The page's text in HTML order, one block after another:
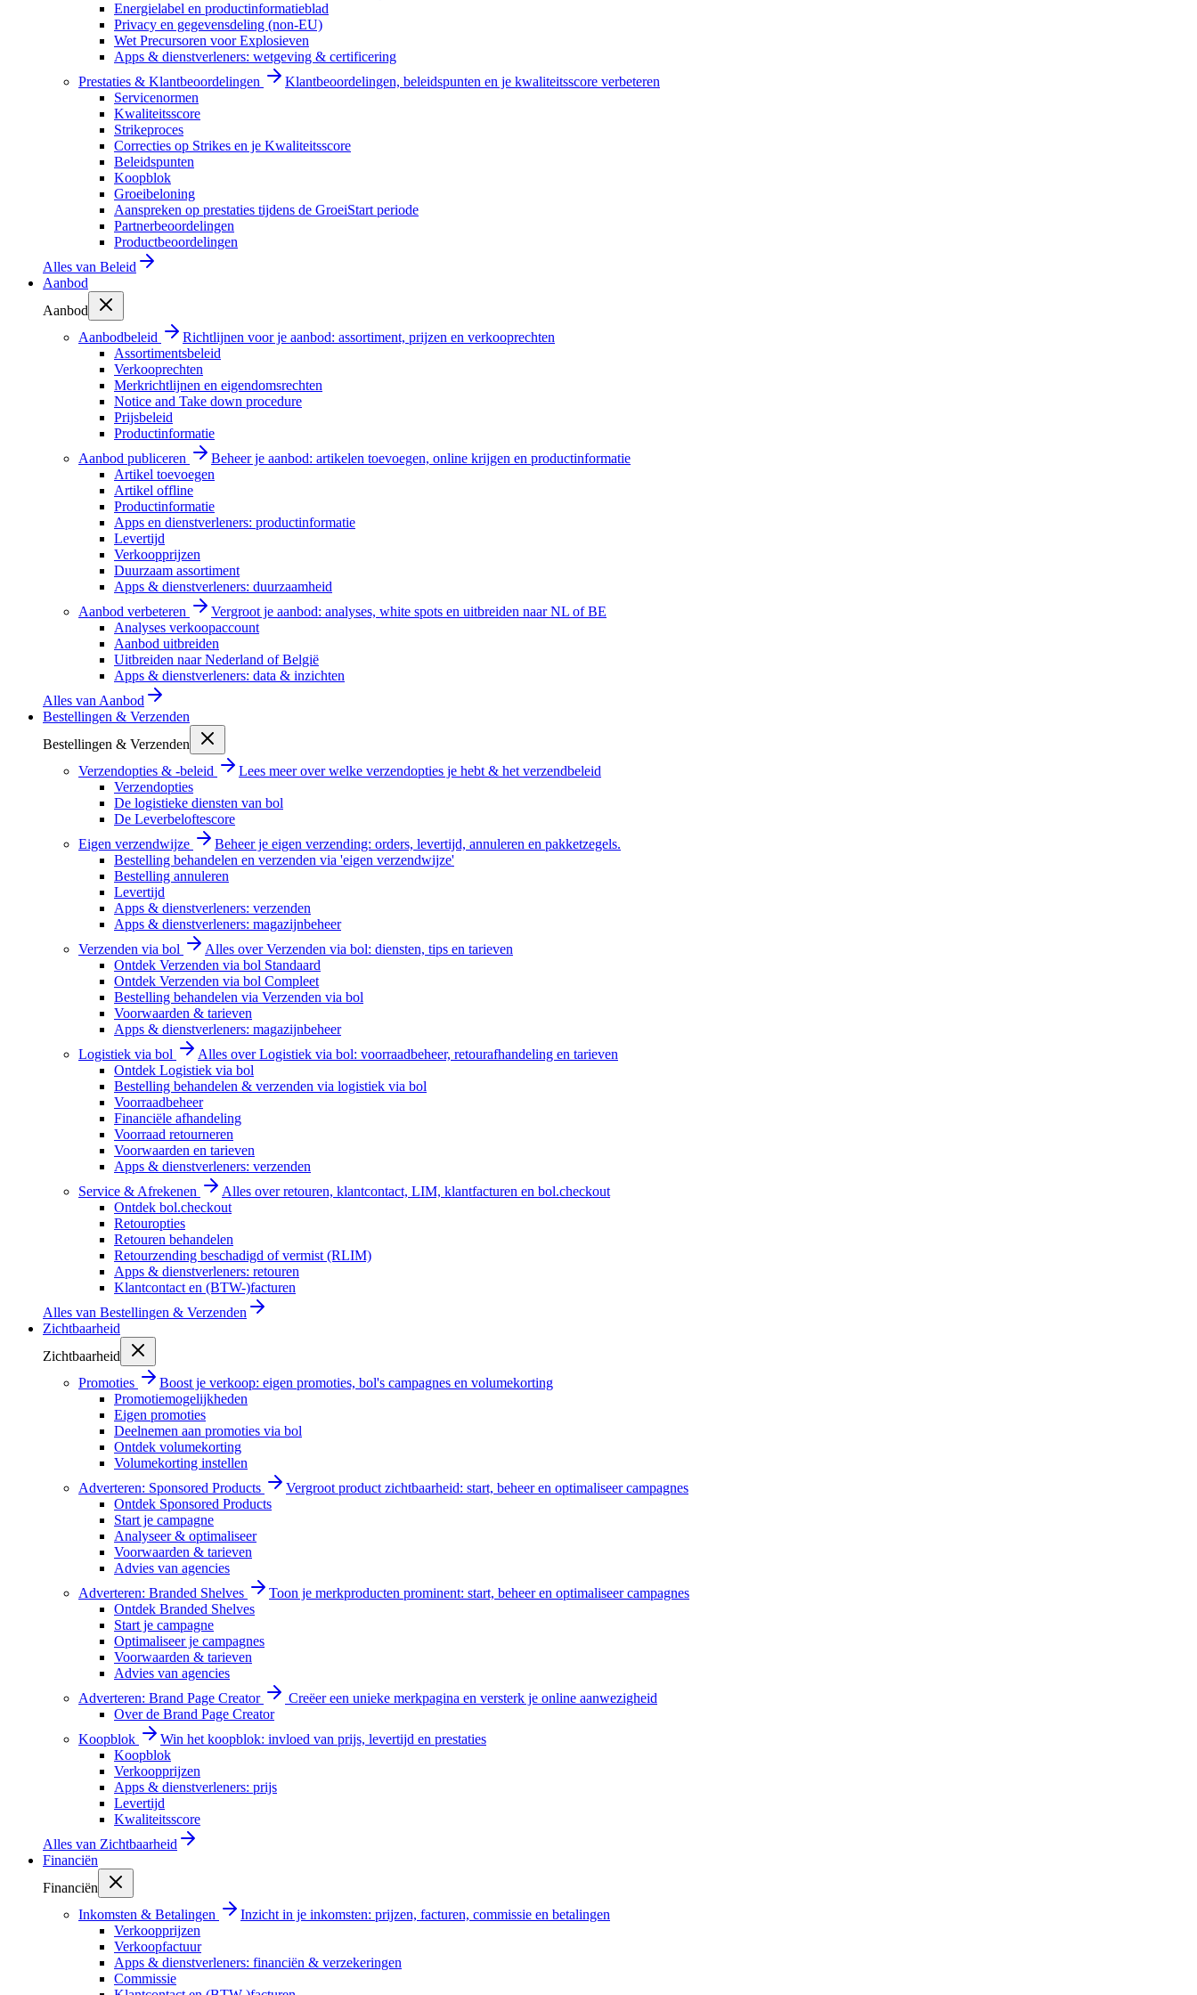
Energielabel en productinformatieblad
Privacy en gegevensdeling (non-EU)
Wet Precursoren voor Explosieven
Apps & dienstverleners: wetgeving & certificering
Prestaties & Klantbeoordelingen
Klantbeoordelingen, beleidspunten en je kwaliteitsscore verbeteren
Servicenormen
Kwaliteitsscore
Strikeproces
Correcties op Strikes en je Kwaliteitsscore
Beleidspunten
Koopblok
Groeibeloning
Aanspreken op prestaties tijdens de GroeiStart periode
Partnerbeoordelingen
Productbeoordelingen
Alles van Beleid
Aanbod
Aanbod
Aanbodbeleid
Richtlijnen voor je aanbod: assortiment, prijzen en verkooprechten
Assortimentsbeleid
Verkooprechten
Merkrichtlijnen en eigendomsrechten
Notice and Take down procedure
Prijsbeleid
Productinformatie
Aanbod publiceren
Beheer je aanbod: artikelen toevoegen, online krijgen en productinformatie
Artikel toevoegen
Artikel offline
Productinformatie
Apps en dienstverleners: productinformatie
Levertijd
Verkoopprijzen
Duurzaam assortiment
Apps & dienstverleners: duurzaamheid
Aanbod verbeteren
Vergroot je aanbod: analyses, white spots en uitbreiden naar NL of BE
Analyses verkoopaccount
Aanbod uitbreiden
Uitbreiden naar Nederland of België
Apps & dienstverleners: data & inzichten
Alles van Aanbod
Bestellingen & Verzenden
Bestellingen & Verzenden
Verzendopties & -beleid
Lees meer over welke verzendopties je hebt & het verzendbeleid
Verzendopties
De logistieke diensten van bol
De Leverbeloftescore
Eigen verzendwijze
Beheer je eigen verzending: orders, levertijd, annuleren en pakketzegels.
Bestelling behandelen en verzenden via 'eigen verzendwijze'
Bestelling annuleren
Levertijd
Apps & dienstverleners: verzenden
Apps & dienstverleners: magazijnbeheer
Verzenden via bol
Alles over Verzenden via bol: diensten, tips en tarieven
Ontdek Verzenden via bol Standaard
Ontdek Verzenden via bol Compleet
Bestelling behandelen via Verzenden via bol
Voorwaarden & tarieven
Apps & dienstverleners: magazijnbeheer
Logistiek via bol
Alles over Logistiek via bol: voorraadbeheer, retourafhandeling en tarieven
Ontdek Logistiek via bol
Bestelling behandelen & verzenden via logistiek via bol
Voorraadbeheer
Financiële afhandeling
Voorraad retourneren
Voorwaarden en tarieven
Apps & dienstverleners: verzenden
Service & Afrekenen
Alles over retouren, klantcontact, LIM, klantfacturen en bol.checkout
Ontdek bol.checkout
Retouropties
Retouren behandelen
Retourzending beschadigd of vermist (RLIM)
Apps & dienstverleners: retouren
Klantcontact en (BTW-)facturen
Alles van Bestellingen & Verzenden
Zichtbaarheid
Zichtbaarheid
Promoties
Boost je verkoop: eigen promoties, bol's campagnes en volumekorting
Promotiemogelijkheden
Eigen promoties
Deelnemen aan promoties via bol
Ontdek volumekorting
Volumekorting instellen
Adverteren: Sponsored Products
Vergroot product zichtbaarheid: start, beheer en optimaliseer campagnes
Ontdek Sponsored Products
Start je campagne
Analyseer & optimaliseer
Voorwaarden & tarieven
Advies van agencies
Adverteren: Branded Shelves
Toon je merkproducten prominent: start, beheer en optimaliseer campagnes
Ontdek Branded Shelves
Start je campagne
Optimaliseer je campagnes
Voorwaarden & tarieven
Advies van agencies
Adverteren: Brand Page Creator
Creëer een unieke merkpagina en versterk je online aanwezigheid
Over de Brand Page Creator
Koopblok
Win het koopblok: invloed van prijs, levertijd en prestaties
Koopblok
Verkoopprijzen
Apps & dienstverleners: prijs
Levertijd
Kwaliteitsscore
Alles van Zichtbaarheid
Financiën
Financiën
Inkomsten & Betalingen
Inzicht in je inkomsten: prijzen, facturen, commissie en betalingen
Verkoopprijzen
Verkoopfactuur
Apps & dienstverleners: financiën & verzekeringen
Commissie